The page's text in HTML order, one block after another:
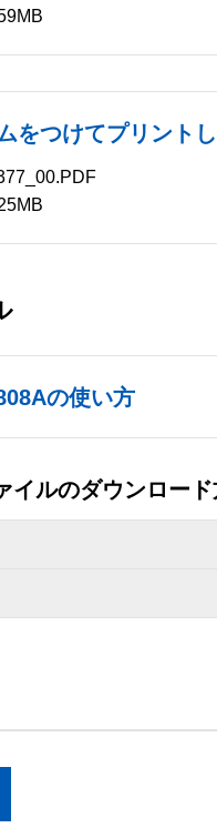
をつけてプリント
の使い方
イルのダウンロー